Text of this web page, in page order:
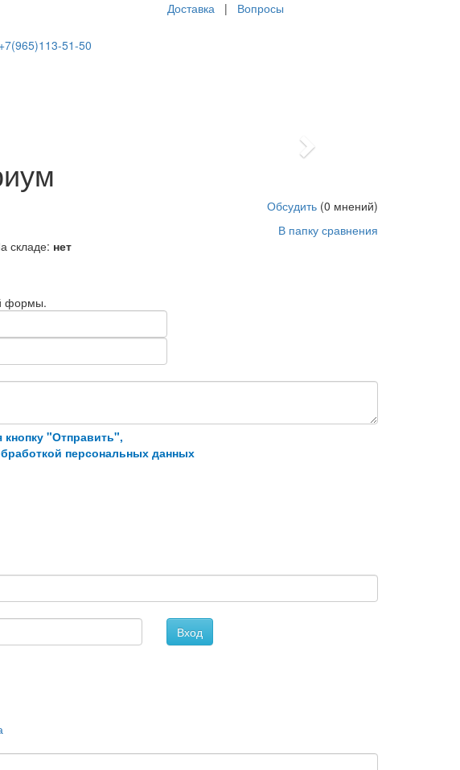
Доставка| Вопросы
+7(965)113-51-50
Next
USD
Обсудить (0 мнений)
В папку сравнения
складе: нет
формы.
кнопку "Отправить",
персональных данных
Вход